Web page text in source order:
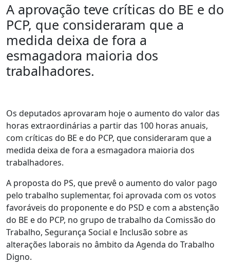
A aprovação teve críticas do BE e do
PCP, que consideraram que a
medida deixa de fora a
esmagadora maioria dos
trabalhadores.
Os deputados aprovaram hoje o aumento do valor das
horas extraordinárias a partir das 100 horas anuais,
com críticas do BE e do PCP, que consideraram que a
medida deixa de fora a esmagadora maioria dos
trabalhadores.
A proposta do PS, que prevê o aumento do valor pago
pelo trabalho suplementar, foi aprovada com os votos
favoráveis do proponente e do PSD e com a abstenção
do BE e do PCP, no grupo de trabalho da Comissão do
Trabalho, Segurança Social e Inclusão sobre as
alterações laborais no âmbito da Agenda do Trabalho
Digno.